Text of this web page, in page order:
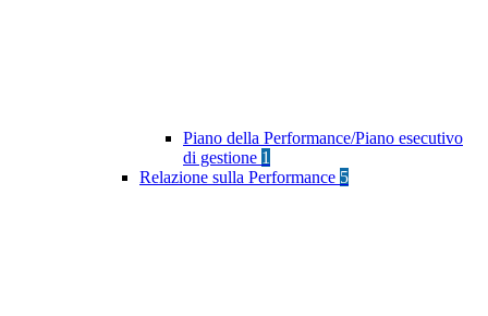
Piano della Performance/Piano esecutivo
di gestione 1
Relazione sulla Performance 5